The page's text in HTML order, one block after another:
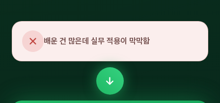
배운 건 많은데 실무 적용이 막막함